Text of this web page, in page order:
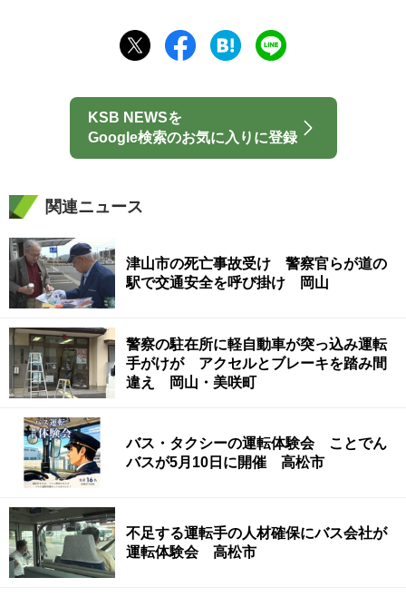
KSB NEWSを
Google検索のお気に入りに登録
関連ニュース
津山市の死亡事故受け 警察官らが道の
駅で交通安全を呼び掛け 岡山
警察の駐在所に軽自動車が突っ込み運転
手がけが アクセルとブレーキを踏み間
違え 岡山・美咲町
バス・タクシーの運転体験会 ことでん
バスが5月10日に開催 高松市
不足する運転手の人材確保にバス会社が
運転体験会 高松市